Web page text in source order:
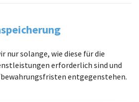
nur solange, wie diese für die
erforderlich sind und
entgegenstehen.